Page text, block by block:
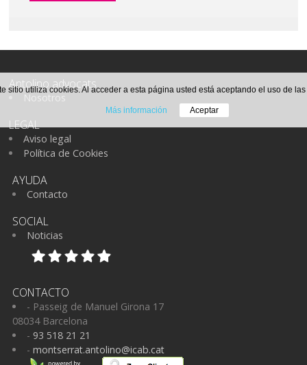
Antolino advocats
Nosotros
LEGAL
Aviso legal
Política de Cookies
AYUDA
Contacto
SOCIAL
Noticias
CONTACTO
- Passeig de Manuel Girona 17
08034 Barcelona
- 93 518 21 21
- montserrat.antolino@icab.cat
sitio utiliza cookies. Al acceder a esta página usted está aceptando el uso de las
Más información Aceptar